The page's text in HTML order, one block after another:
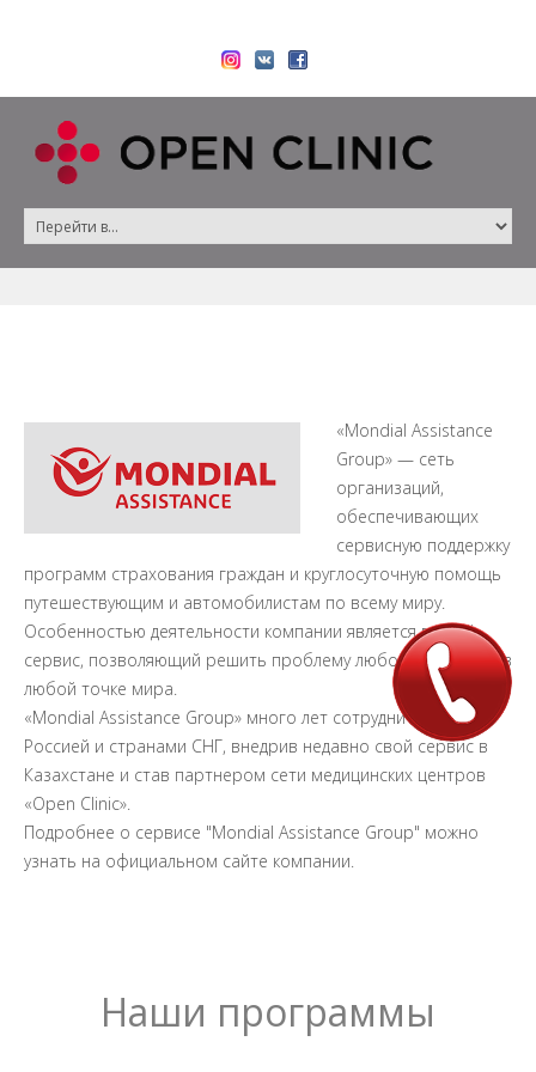
«Mondial Assistance
Group» — сеть
организаций,
обеспечивающих
сервисную поддержку
программ страхования граждан и круглосуточную помощь
путешествующим и автомобилистам по всему миру.
Особенностью деятельности компании является гибкий
сервис, позволяющий решить проблему любой сложности в
любой точке мира.
«Mondial Assistance Group» много лет сотрудничает с
Россией и странами СНГ, внедрив недавно свой сервис в
Казахстане и став партнером сети медицинских центров
«Open Clinic».
Подробнее о сервисе "Mondial Assistance Group" можно
узнать на официальном сайте компании.
Наши программы